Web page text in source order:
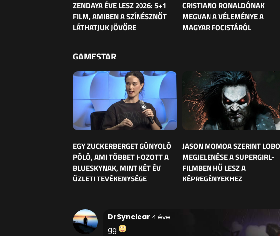
ZENDAYA ÉVE LESZ 2026: 5+1
FILM, AMIBEN A SZÍNÉSZNŐT
LÁTHATJUK JÖVŐRE
CRISTIANO RONALDÓNAK
MEGVAN A VÉLEMÉNYE A
MAGYAR FOCISTÁRÓL
GAMESTAR
EGY ZUCKERBERGET GÚNYOLÓ
PÓLÓ, AMI TÖBBET HOZOTT A
BLUESKYNAK, MINT KÉT ÉV
ÜZLETI TEVÉKENYSÉGE
JASON MOMOA SZERINT LOBO
MEGJELENÉSE A SUPERGIRL-
FILMBEN HŰ LESZ A
KÉPREGÉNYEKHEZ
DrSynclear 4 éve
gg